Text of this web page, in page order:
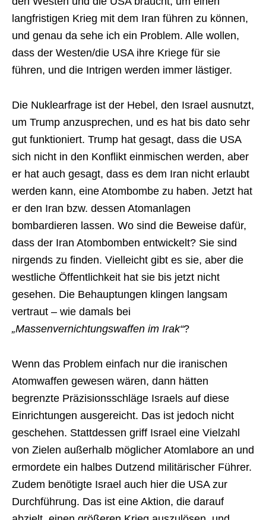
langfristigen Krieg mit dem Iran führen zu können,
und genau da sehe ich ein Problem. Alle wollen,
dass der Westen/die USA ihre Kriege für sie
führen, und die Intrigen werden immer lästiger.
Die Nuklearfrage ist der Hebel, den Israel ausnutzt,
um Trump anzusprechen, und es hat bis dato sehr
gut funktioniert. Trump hat gesagt, dass die USA
sich nicht in den Konflikt einmischen werden, aber
er hat auch gesagt, dass es dem Iran nicht erlaubt
werden kann, eine Atombombe zu haben. Jetzt hat
er den Iran bzw. dessen Atomanlagen
bombardieren lassen. Wo sind die Beweise dafür,
dass der Iran Atombomben entwickelt? Sie sind
nirgends zu finden. Vielleicht gibt es sie, aber die
westliche Öffentlichkeit hat sie bis jetzt nicht
gesehen. Die Behauptungen klingen langsam
vertraut – wie damals bei
„Massenvernichtungswaffen im Irak“?
Wenn das Problem einfach nur die iranischen
Atomwaffen gewesen wären, dann hätten
begrenzte Präzisionsschläge Israels auf diese
Einrichtungen ausgereicht. Das ist jedoch nicht
geschehen. Stattdessen griff Israel eine Vielzahl
von Zielen außerhalb möglicher Atomlabore an und
ermordete ein halbes Dutzend militärischer Führer.
Zudem benötigte Israel auch hier die USA zur
Durchführung. Das ist eine Aktion, die darauf